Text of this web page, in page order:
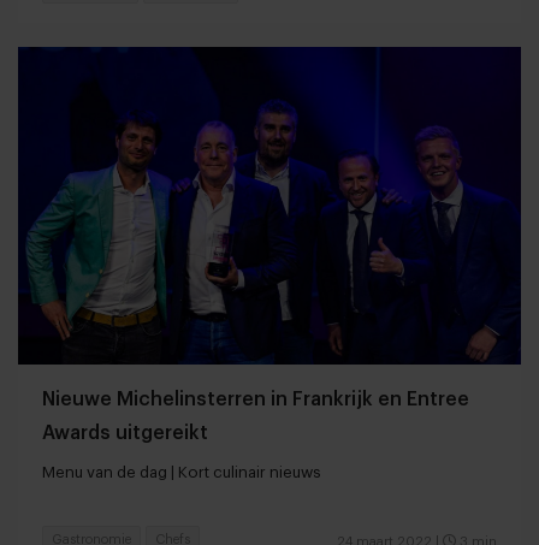
Nieuwe Michelinsterren in Frankrijk en Entree
Awards uitgereikt
Menu van de dag | Kort culinair nieuws
24 maart 2022 3 min
Gastronomie Chefs